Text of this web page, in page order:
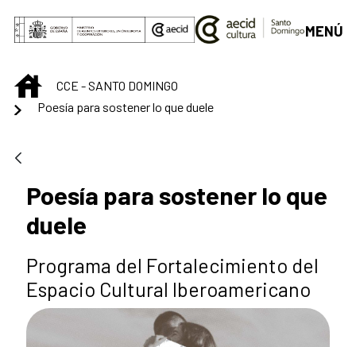
Skip to Main Content
MENÚ
INICIOCCE - SANTO DOMINGO
Poesía para sostener lo que duele
Poesía para sostener lo que
duele
Programa del Fortalecimiento del
Espacio Cultural Iberoamericano